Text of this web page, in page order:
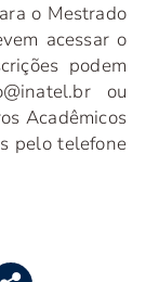
o Mestrado
acessar o
podem
ou
Acadêmicos
pelo telefone